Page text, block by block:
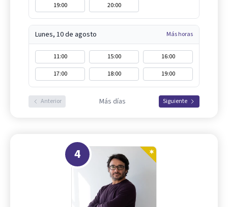
19:00 20:00
Lunes, 10 de agosto Más horas
11:00 15:00
16:00
17:00
18:00 19:00
Anterior Más días Siguiente
4